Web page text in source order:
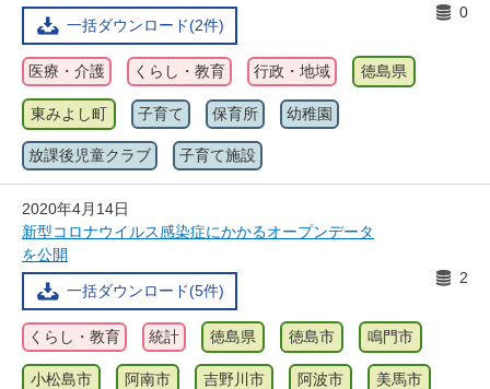
一括ダウンロード(2件)
0
医療・介護 くらし・教育 行政・地域 徳島県
東みよし町 子育て 保育所 幼稚園
放課後児童クラブ 子育て施設
2020年4月14日
新型コロナウイルス感染症にかかるオープンデータ
を公開
一括ダウンロード(5件)
2
くらし・教育 統計 徳島県 徳島市 鳴門市
小松島市 阿南市 吉野川市 阿波市 美馬市